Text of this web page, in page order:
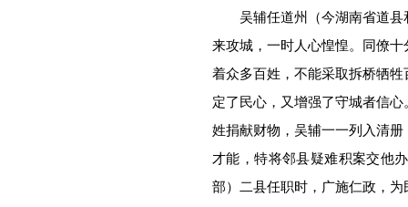
吴辅任道州（今湖南省道县
来攻城，一时人心惶惶。同僚
着众多百姓，不能采取拆桥牺
定了民心，又增强了守城者信
姓捐献财物，吴辅一一列入清
才能，特将邻县疑难积案交他
部）二县任职时，广施仁政，